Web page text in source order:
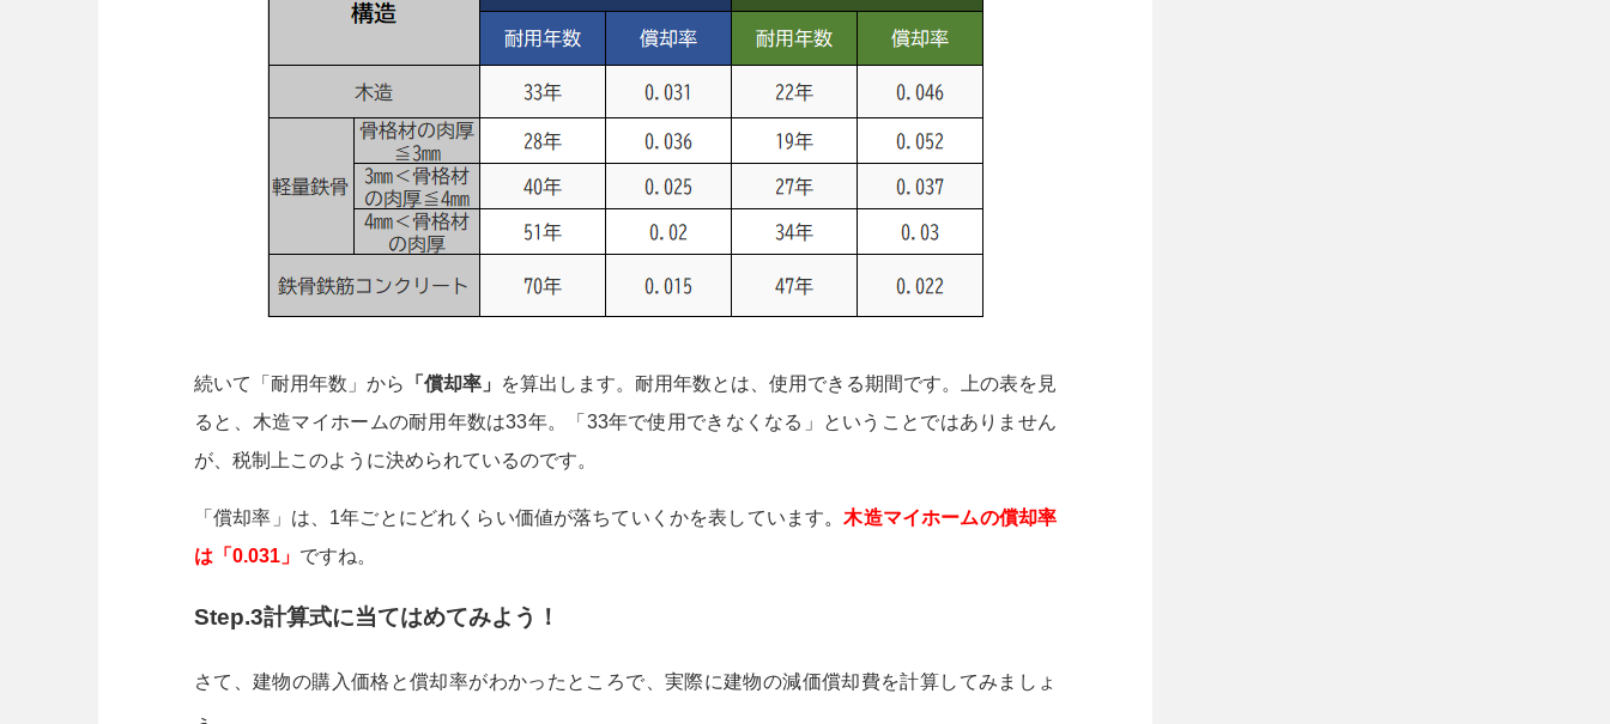
続いて「耐用年数」から 「償却率」
を算出します。耐用年数とは、使用できる期間です。上の表を見
ると、木造マイホームの耐用年数は33年。「33年で使用できなくなる」ということではありません
が、税制上このように決められているのです。
「償却率」は、1年ごとにどれくらい価値が落ちていくかを表しています。木造マイホームの償却率
は「0.031」 ですね。
Step.3計算式に当てはめてみよう！
さて、建物の購入価格と償却率がわかったところで、実際に建物の減価償却費を計算してみましょ